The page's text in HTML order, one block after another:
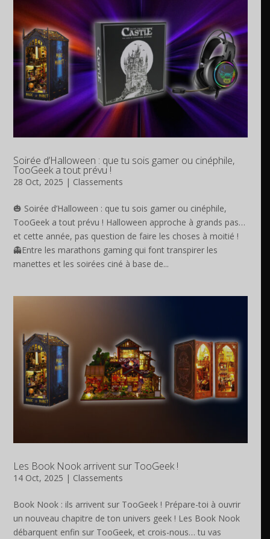
Soirée d’Halloween : que tu sois gamer ou cinéphile,
TooGeek a tout prévu !
28 Oct, 2025 | Classements
🎃 Soirée d’Halloween : que tu sois gamer ou cinéphile,
TooGeek a tout prévu ! Halloween approche à grands pas…
et cette année, pas question de faire les choses à moitié !
👻Entre les marathons gaming qui font transpirer les
manettes et les soirées ciné à base de...
Les Book Nook arrivent sur TooGeek !
14 Oct, 2025 | Classements
Book Nook : ils arrivent sur TooGeek ! Prépare-toi à ouvrir
un nouveau chapitre de ton univers geek ! Les Book Nook
débarquent enfin sur TooGeek, et crois-nous… tu vas